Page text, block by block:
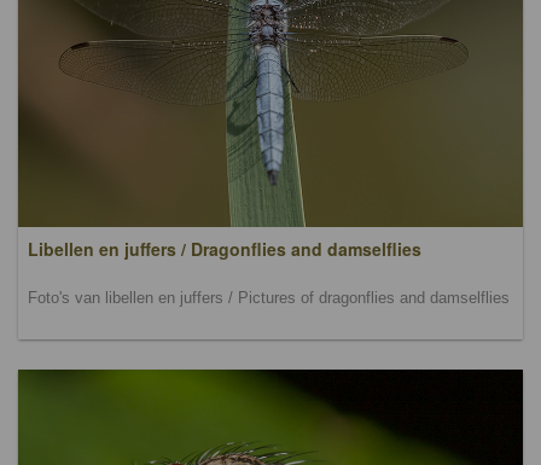
Libellen en juffers / Dragonflies and damselflies
Foto's van libellen en juffers / Pictures of dragonflies and damselflies